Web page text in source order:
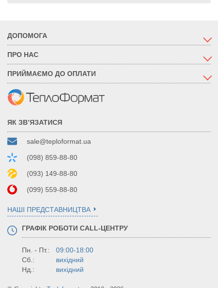
ДОПОМОГА
ПРО НАС
ПРИЙМАЄМО ДО ОПЛАТИ
ЯК ЗВ’ЯЗАТИСЯ
sale@teploformat.ua
(098) 859-88-80
(093) 149-88-80
(099) 559-88-80
НАШІ ПРЕДСТАВНИЦТВА
ГРАФІК РОБОТИ CALL-ЦЕНТРУ
Пн. - Пт.:
09:00-18:00
Сб.:
вихідний
Нд.:
вихідний